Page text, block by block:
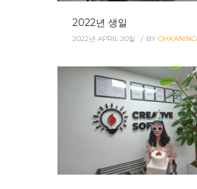
2022년 생일
2022년 APRIL 20일 BY OHKANING